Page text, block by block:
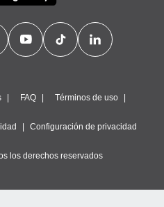
FAQ Términos de uso
Configuración de privacidad
los derechos reservados